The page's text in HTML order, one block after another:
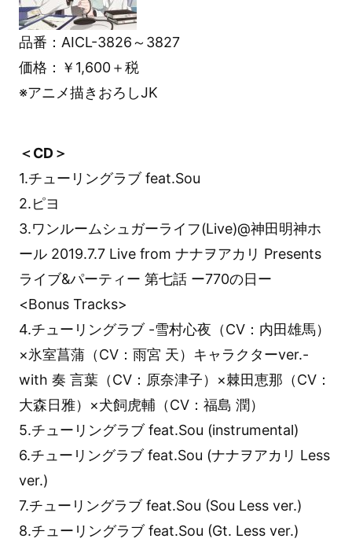
品番：AICL-3826～3827
価格：￥1,600＋税
※アニメ描きおろしJK
＜CD＞
1.チューリングラブ feat.Sou
2.ピヨ
3.ワンルームシュガーライフ(Live)@神田明神ホ
ール 2019.7.7 Live from ナナヲアカリ Presents
ライブ&パーティー 第七話 ー770の日ー
<Bonus Tracks>
4.チューリングラブ -雪村心夜（CV：内田雄馬）
×氷室菖蒲（CV：雨宮 天）キャラクターver.-
with 奏 言葉（CV：原奈津子）×棘田恵那（CV：
大森日雅）×犬飼虎輔（CV：福島 潤）
5.チューリングラブ feat.Sou (instrumental)
6.チューリングラブ feat.Sou (ナナヲアカリ Less
ver.)
7.チューリングラブ feat.Sou (Sou Less ver.)
8.チューリングラブ feat.Sou (Gt. Less ver.)